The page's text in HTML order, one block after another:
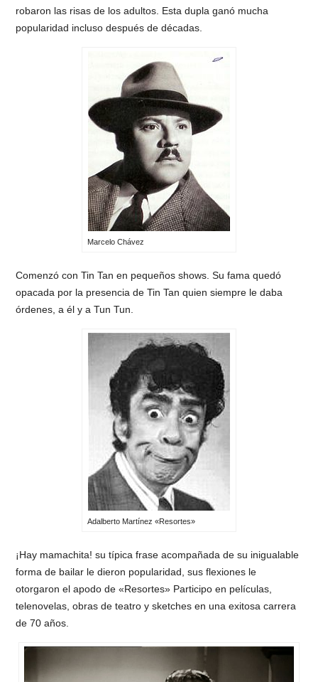
robaron las risas de los adultos. Esta dupla ganó mucha
popularidad incluso después de décadas.
Marcelo Chávez
Comenzó con Tin Tan en pequeños shows. Su fama quedó
opacada por la presencia de Tin Tan quien siempre le daba
órdenes, a él y a Tun Tun.
Adalberto Martínez «Resortes»
¡Hay mamachita! su típica frase acompañada de su inigualable
forma de bailar le dieron popularidad, sus flexiones le
otorgaron el apodo de «Resortes» Participo en películas,
telenovelas, obras de teatro y sketches en una exitosa carrera
de 70 años.